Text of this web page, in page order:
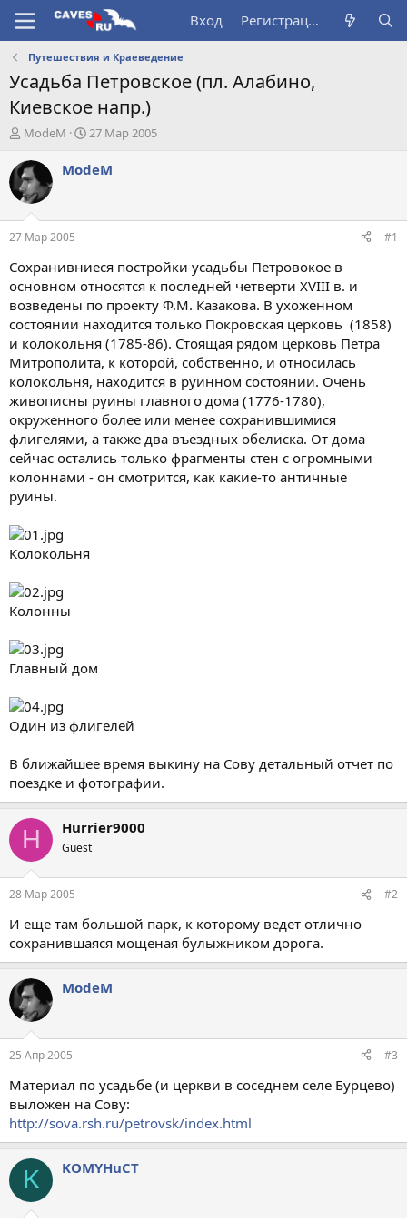
Вход Регистрация
Путешествия и Краеведение
Усадьба Петровское (пл. Алабино,
Киевское напр.)
А
т
о
р
т
е
м
ы
ModeM
Д
т
а
л
27 Мар 2005
ModeM
27 Мар 2005 #1
Сохранивниеся постройки усадьбы Петровокое в
основном относятся к последней четверти XVIII в. и
возведены по проекту Ф.М. Казакова. В ухоженном
состоянии находится только Покровская церковь (1858)
и колокольня (1785-86). Стоящая рядом церковь Петра
Митрополита, к которой, собственно, и относилась
колокольня, находится в руинном состоянии. Очень
живописны руины главного дома (1776-1780),
окруженного более или менее сохранившимися
флигелями, а также два въездных обелиска. От дома
сейчас остались только фрагменты стен с огромными
колоннами - он смотрится, как какие-то античные
руины.
Колокольня
Колонны
Главный дом
Один из флигелей
В ближайшее время выкину на Сову детальный отчет по
поездке и фотографии.
H Hurrier9000
Guest
28 Мар 2005 #2
И еще там большой парк, к которому ведет отлично
сохранившаяся мощеная булыжником дорога.
ModeM
25 Апр 2005 #3
Материал по усадьбе (и церкви в соседнем селе Бурцево)
выложен на Сову:
http://sova.rsh.ru/petrovsk/index.html
K KOMYHuCT